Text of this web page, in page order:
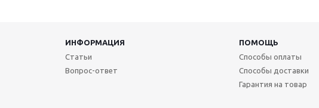
ИНФОРМАЦИЯ
ПОМОЩЬ
Статьи
Вопрос-ответ
Способы оплаты
Способы доставки
Гарантия на товар